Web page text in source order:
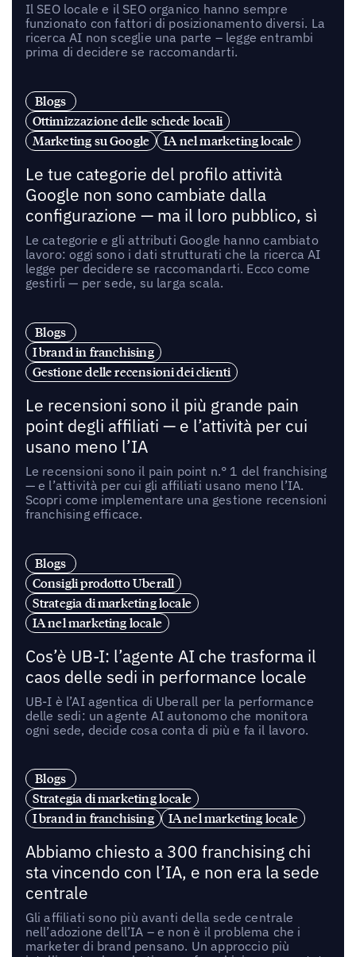
Il SEO locale e il SEO organico hanno sempre
funzionato con fattori di posizionamento diversi. La
ricerca AI non sceglie una parte – legge entrambi
prima di decidere se raccomandarti.
Blogs
Ottimizzazione delle schede locali
Marketing su Google
IA nel marketing locale
Le tue categorie del profilo attività
Google non sono cambiate dalla
configurazione — ma il loro pubblico, sì
Le categorie e gli attributi Google hanno cambiato
lavoro: oggi sono i dati strutturati che la ricerca AI
legge per decidere se raccomandarti. Ecco come
gestirli — per sede, su larga scala.
Blogs
I brand in franchising
Gestione delle recensioni dei clienti
Le recensioni sono il più grande pain
point degli affiliati — e l’attività per cui
usano meno l’IA
Le recensioni sono il pain point n.° 1 del franchising
— e l’attività per cui gli affiliati usano meno l’IA.
Scopri come implementare una gestione recensioni
franchising efficace.
Blogs
Consigli prodotto Uberall
Strategia di marketing locale
IA nel marketing locale
Cos’è UB-I: l’agente AI che trasforma il
caos delle sedi in performance locale
UB-I è l’AI agentica di Uberall per la performance
delle sedi: un agente AI autonomo che monitora
ogni sede, decide cosa conta di più e fa il lavoro.
Blogs
Strategia di marketing locale
I brand in franchising
IA nel marketing locale
Abbiamo chiesto a 300 franchising chi
sta vincendo con l’IA, e non era la sede
centrale
Gli affiliati sono più avanti della sede centrale
nell’adozione dell’IA – e non è il problema che i
marketer di brand pensano. Un approccio più